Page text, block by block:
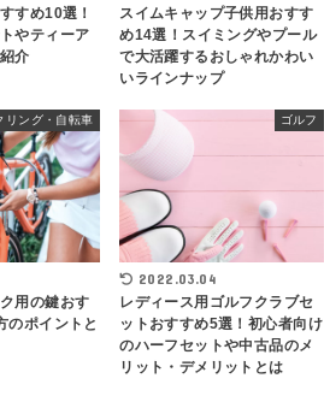
すめ10選！
やティーア
介
スイムキャップ子供用おすす
め14選！スイミングやプール
で大活躍するおしゃれかわい
いラインナップ
リング・自転車
用の鍵おす
のポイントと
ゴルフ
2022.03.04
レディース用ゴルフクラブセ
ットおすすめ5選！初心者向け
のハーフセットや中古品のメ
リット・デメリットとは